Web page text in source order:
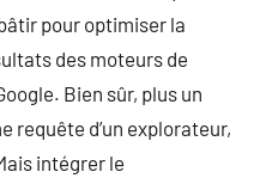
pour optimiser la
des moteurs de
Bien sûr, plus un
requête d’un explorateur,
intégrer le